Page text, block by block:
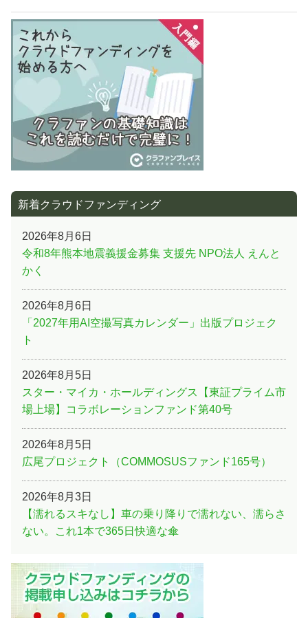
ー
シ
ョ
ン
事:
新着クラウドファンディング
2026年8月6日
令和8年熊本地震義援金募集 支援先 NPO法人 えんと
かく
2026年8月6日
「2027年用AI空撮写真カレンダー」出版プロジェク
ト
2026年8月5日
スター・マイカ・ホールディングス【東証プライム市
場上場】コラボレーションファンド第40号
2026年8月5日
広尾プロジェクト（COMMOSUSファンド165号）
2026年8月3日
【濡れるスキなし】車の乗り降りで濡れない、濡らさ
ない。これ1本で365日快適な傘